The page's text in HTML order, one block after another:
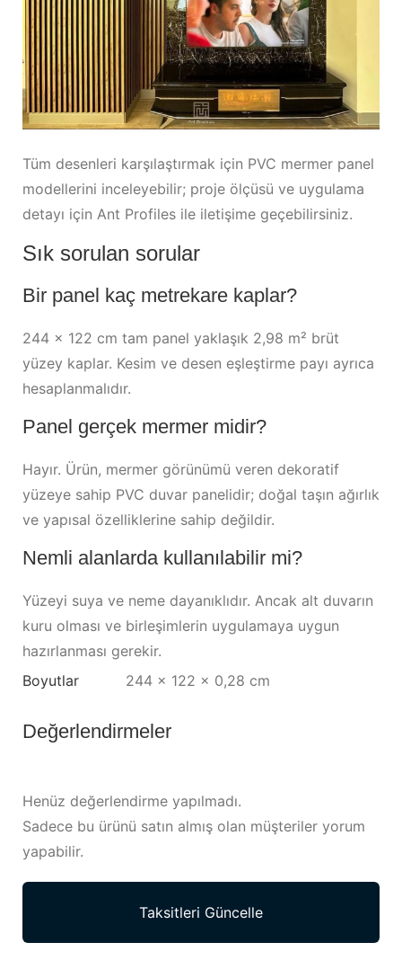
Tüm desenleri karşılaştırmak için PVC mermer panel
modellerini inceleyebilir; proje ölçüsü ve uygulama
detayı için Ant Profiles ile iletişime geçebilirsiniz.
Sık sorulan sorular
Bir panel kaç metrekare kaplar?
244 × 122 cm tam panel yaklaşık 2,98 m² brüt
yüzey kaplar. Kesim ve desen eşleştirme payı ayrıca
hesaplanmalıdır.
Panel gerçek mermer midir?
Hayır. Ürün, mermer görünümü veren dekoratif
yüzeye sahip PVC duvar panelidir; doğal taşın ağırlık
ve yapısal özelliklerine sahip değildir.
Nemli alanlarda kullanılabilir mi?
Yüzeyi suya ve neme dayanıklıdır. Ancak alt duvarın
kuru olması ve birleşimlerin uygulamaya uygun
hazırlanması gerekir.
Boyutlar
244 × 122 × 0,28 cm
Değerlendirmeler
Henüz değerlendirme yapılmadı.
Sadece bu ürünü satın almış olan müşteriler yorum
yapabilir.
Taksitleri Güncelle